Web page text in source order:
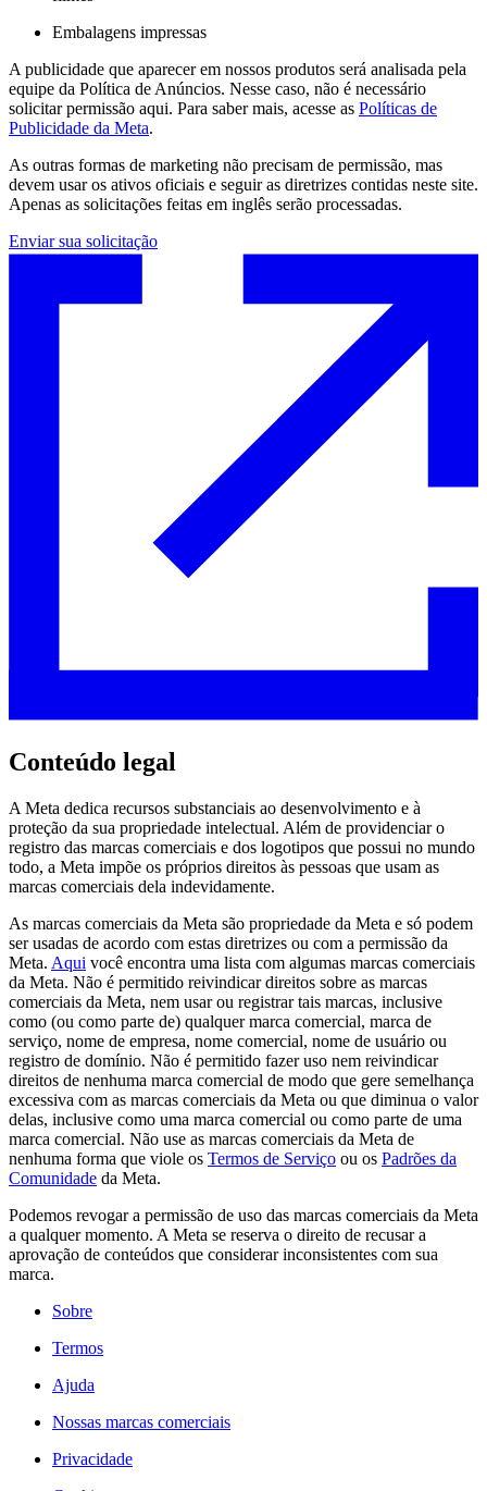
Embalagens impressas
A publicidade que aparecer em nossos produtos será analisada pela
equipe da Política de Anúncios. Nesse caso, não é necessário
solicitar permissão aqui. Para saber mais, acesse as Políticas de
Publicidade da Meta.
As outras formas de marketing não precisam de permissão, mas
devem usar os ativos oficiais e seguir as diretrizes contidas neste site.
Apenas as solicitações feitas em inglês serão processadas.
Enviar sua solicitação
Conteúdo legal
A Meta dedica recursos substanciais ao desenvolvimento e à
proteção da sua propriedade intelectual. Além de providenciar o
registro das marcas comerciais e dos logotipos que possui no mundo
todo, a Meta impõe os próprios direitos às pessoas que usam as
marcas comerciais dela indevidamente.
As marcas comerciais da Meta são propriedade da Meta e só podem
ser usadas de acordo com estas diretrizes ou com a permissão da
Meta. Aqui você encontra uma lista com algumas marcas comerciais
da Meta. Não é permitido reivindicar direitos sobre as marcas
comerciais da Meta, nem usar ou registrar tais marcas, inclusive
como (ou como parte de) qualquer marca comercial, marca de
serviço, nome de empresa, nome comercial, nome de usuário ou
registro de domínio. Não é permitido fazer uso nem reivindicar
direitos de nenhuma marca comercial de modo que gere semelhança
excessiva com as marcas comerciais da Meta ou que diminua o valor
delas, inclusive como uma marca comercial ou como parte de uma
marca comercial. Não use as marcas comerciais da Meta de
nenhuma forma que viole os Termos de Serviço ou os Padrões da
Comunidade da Meta.
Podemos revogar a permissão de uso das marcas comerciais da Meta
a qualquer momento. A Meta se reserva o direito de recusar a
aprovação de conteúdos que considerar inconsistentes com sua
marca.
Sobre
Termos
Ajuda
Nossas marcas comerciais
Privacidade